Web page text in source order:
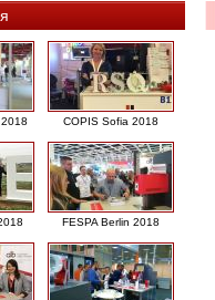
COPIS Sofia 2018
FESPA Berlin 2018